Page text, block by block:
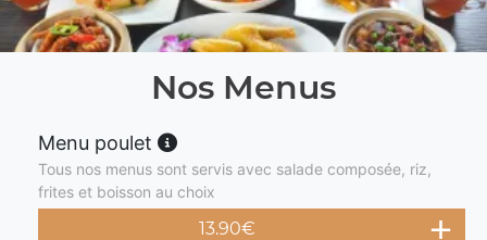
Nos Menus
Menu poulet
Tous nos menus sont servis avec salade composée, riz,
frites et boisson au choix
13.90€